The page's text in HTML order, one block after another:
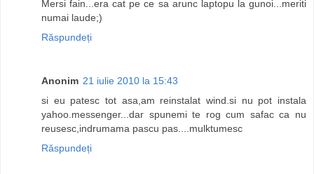
Mersi fain...era cat pe ce sa arunc laptopu la gunoi...meriti
numai laude;)
Răspundeți
Anonim 21 iulie 2010 la 15:43
si eu patesc tot asa,am reinstalat wind.si nu pot instala
yahoo.messenger...dar spunemi te rog cum safac ca nu
reusesc,indrumama pascu pas....mulktumesc
Răspundeți